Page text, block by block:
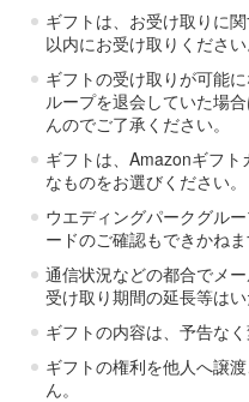
ギフトは、お受け取りに
以内にお受け取りください
ギフトの受け取りが可能
ループを退会していた場
んのでご了承ください。
ギフトは、Amazonギフ
なものをお選びください。
ウエディングパークグル
ードのご確認もできかね
通信状況などの都合でメ
受け取り期間の延長等は
ギフトの内容は、予告な
ギフトの権利を他人へ譲
ん。